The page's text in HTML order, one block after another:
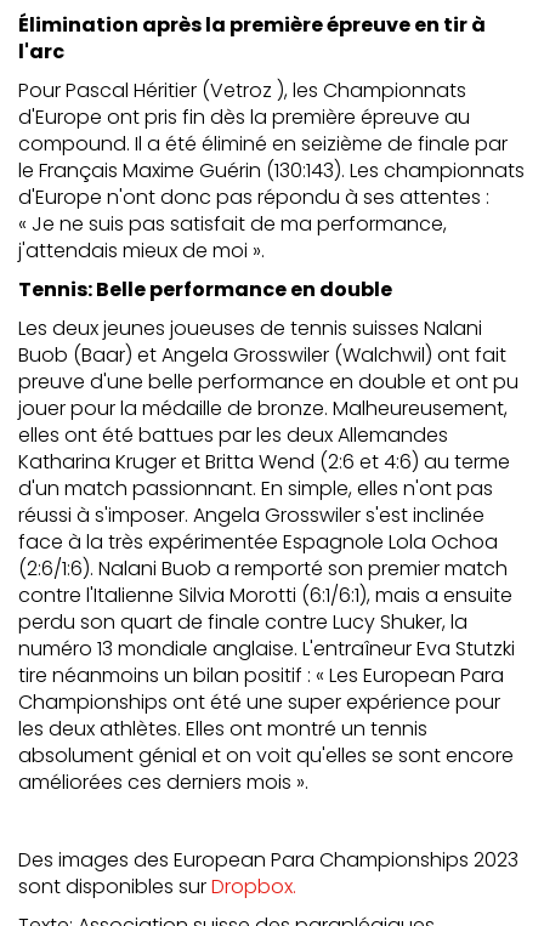
Élimination après la première épreuve en tir à
l'arc
Pour Pascal Héritier (Vetroz ), les Championnats
d'Europe ont pris fin dès la première épreuve au
compound. Il a été éliminé en seizième de finale par
le Français Maxime Guérin (130:143). Les championnats
d'Europe n'ont donc pas répondu à ses attentes :
« Je ne suis pas satisfait de ma performance,
j'attendais mieux de moi ».
Tennis: Belle performance en double
Les deux jeunes joueuses de tennis suisses Nalani
Buob (Baar) et Angela Grosswiler (Walchwil) ont fait
preuve d'une belle performance en double et ont pu
jouer pour la médaille de bronze. Malheureusement,
elles ont été battues par les deux Allemandes
Katharina Kruger et Britta Wend (2:6 et 4:6) au terme
d'un match passionnant. En simple, elles n'ont pas
réussi à s'imposer. Angela Grosswiler s'est inclinée
face à la très expérimentée Espagnole Lola Ochoa
(2:6/1:6). Nalani Buob a remporté son premier match
contre l'Italienne Silvia Morotti (6:1/6:1), mais a ensuite
perdu son quart de finale contre Lucy Shuker, la
numéro 13 mondiale anglaise. L'entraîneur Eva Stutzki
tire néanmoins un bilan positif : « Les European Para
Championships ont été une super expérience pour
les deux athlètes. Elles ont montré un tennis
absolument génial et on voit qu'elles se sont encore
améliorées ces derniers mois ».
Des images des European Para Championships 2023
sont disponibles sur Dropbox.